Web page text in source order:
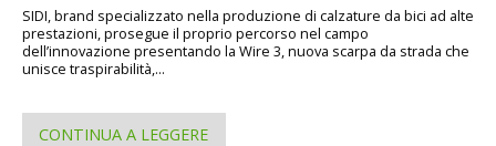
SIDI, brand specializzato nella produzione di calzature da bici ad alte
prestazioni, prosegue il proprio percorso nel campo
dell’innovazione presentando la Wire 3, nuova scarpa da strada che
unisce traspirabilità,...
CONTINUA A LEGGERE